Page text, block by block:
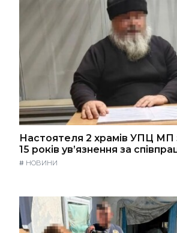
Настоятеля 2 храмів УПЦ МП
15 років ув’язнення за
# НОВИНИ